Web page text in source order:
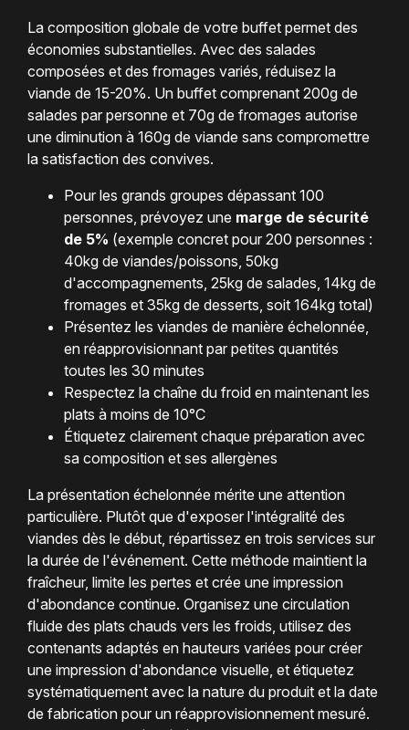
La composition globale de votre buffet permet des
économies substantielles. Avec des salades
composées et des fromages variés, réduisez la
viande de 15-20%. Un buffet comprenant 200g de
salades par personne et 70g de fromages autorise
une diminution à 160g de viande sans compromettre
la satisfaction des convives.
Pour les grands groupes dépassant 100
personnes, prévoyez une marge de sécurité
de 5% (exemple concret pour 200 personnes :
40kg de viandes/poissons, 50kg
d'accompagnements, 25kg de salades, 14kg de
fromages et 35kg de desserts, soit 164kg total)
Présentez les viandes de manière échelonnée,
en réapprovisionnant par petites quantités
toutes les 30 minutes
Respectez la chaîne du froid en maintenant les
plats à moins de 10°C
Étiquetez clairement chaque préparation avec
sa composition et ses allergènes
La présentation échelonnée mérite une attention
particulière. Plutôt que d'exposer l'intégralité des
viandes dès le début, répartissez en trois services sur
la durée de l'événement. Cette méthode maintient la
fraîcheur, limite les pertes et crée une impression
d'abondance continue. Organisez une circulation
fluide des plats chauds vers les froids, utilisez des
contenants adaptés en hauteurs variées pour créer
une impression d'abondance visuelle, et étiquetez
systématiquement avec la nature du produit et la date
de fabrication pour un réapprovisionnement mesuré.